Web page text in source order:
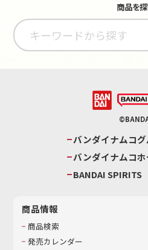
商品を
バンダイナムコ
バンダイナムコ
BANDAI SPIRITS
商品情報
商品検索
発売カレンダー